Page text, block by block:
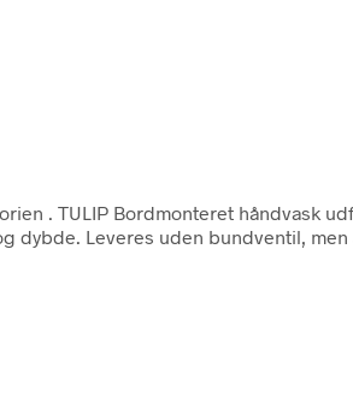
. TULIP Bordmonteret håndvask
dybde. Leveres uden bundventil,